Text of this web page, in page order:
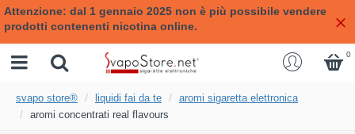
Attenzione: dal 1 gennaio 2025 non è più possibile vendere
prodotti contenenti nicotina online.
0
svapo store® liquidi fai da te
aromi sigaretta elettronica
aromi concentrati real flavours